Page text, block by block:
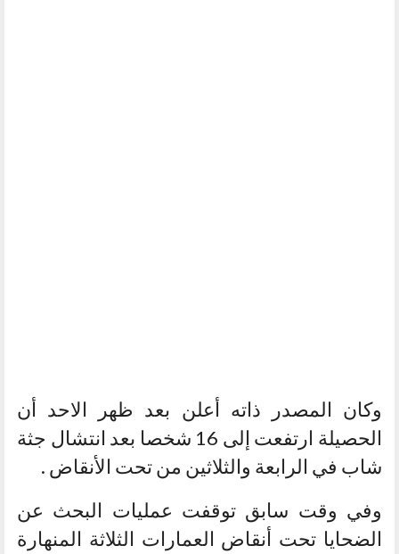
وكان المصدر ذاته أعلن بعد ظهر الاحد أن
الحصيلة ارتفعت إلى 16 شخصا بعد انتشال جثة
شاب في الرابعة والثلاثين من تحت الأنقاض .
وفي وقت سابق توقفت عمليات البحث عن
الضحايا تحت أنقاض العمارات الثلاثة المنهارة